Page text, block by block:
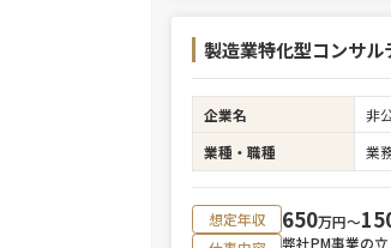
製造業特化型コンサ
企業名 非
業種・職種
業
想定年収 650万円〜
弊社PM事業の